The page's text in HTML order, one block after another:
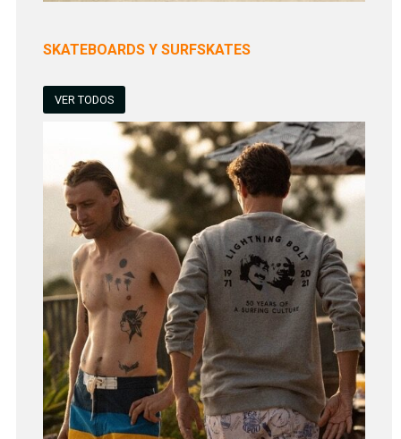
SKATEBOARDS Y SURFSKATES
VER TODOS